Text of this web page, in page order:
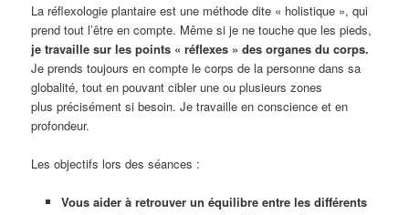
La réflexologie plantaire est une méthode dite « holistique », qui
prend tout l’être en compte. Même si je ne touche que les pieds,
je travaille sur les points « réflexes » des organes du corps.
Je prends toujours en compte le corps de la personne dans sa
globalité, tout en pouvant cibler une ou plusieurs zones
plus précisément si besoin. Je travaille en conscience et en
profondeur.
Les objectifs lors des séances :
Vous aider à retrouver un équilibre entre les différents